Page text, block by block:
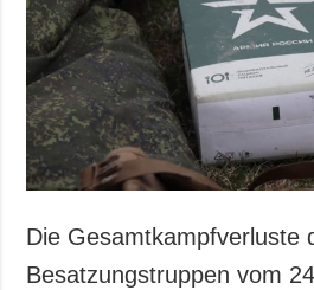
Die Gesamtkampfverluste
Besatzungstruppen vom